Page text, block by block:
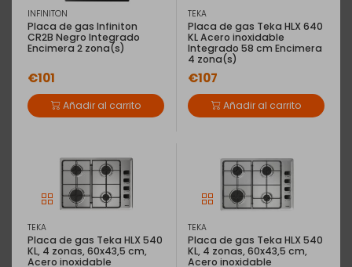
EAN: 4242006259396
Placa de gas Balay de 60 cm de
ancho Cristal templado negro de alta
resistencia 3ETG663HB
INFINITON
Placa de gas Infiniton
CR2B Negro Integrado
Encimera 2 zona(s)
€101
Añadir al carrito
TEKA
Placa de gas Teka HLX 640
KL Acero inoxidable
Integrado 58 cm Encimera
4 zona(s)
€107
Añadir al carrito
TEKA
Placa de gas Teka HLX 540
KL, 4 zonas, 60x43,5 cm,
Acero inoxidable
TEKA
Placa de gas Teka HLX 540
KL, 4 zonas, 60x43,5 cm,
Acero inoxidable